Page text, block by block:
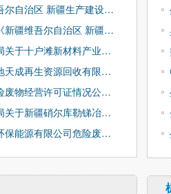
尔自治区 新疆生产建设…
新疆维吾尔自治区 新疆…
关于十户滩新材料产业…
天成再生资源回收有限…
废物经营许可证情况公…
关于新疆硝尔库勒锑冶…
保能源有限公司危险废…